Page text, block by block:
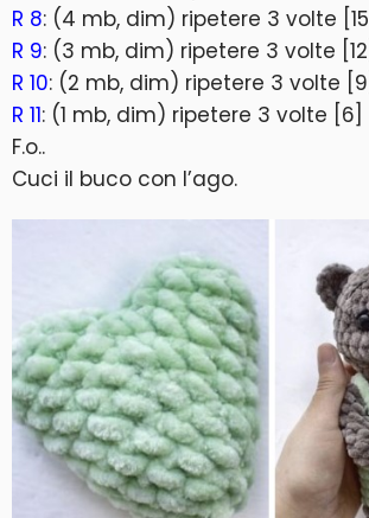
R 8: (4 mb, dim) ripetere 3 volte [15]
R 9: (3 mb, dim) ripetere 3 volte [12]
R 10: (2 mb, dim) ripetere 3 volte [9]
R 11: (1 mb, dim) ripetere 3 volte [6]
F.o..
Cuci il buco con l’ago.